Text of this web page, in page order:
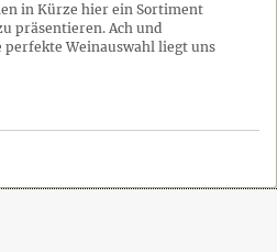
in Kürze hier ein Sortiment
präsentieren. Ach und
Weinauswahl liegt uns